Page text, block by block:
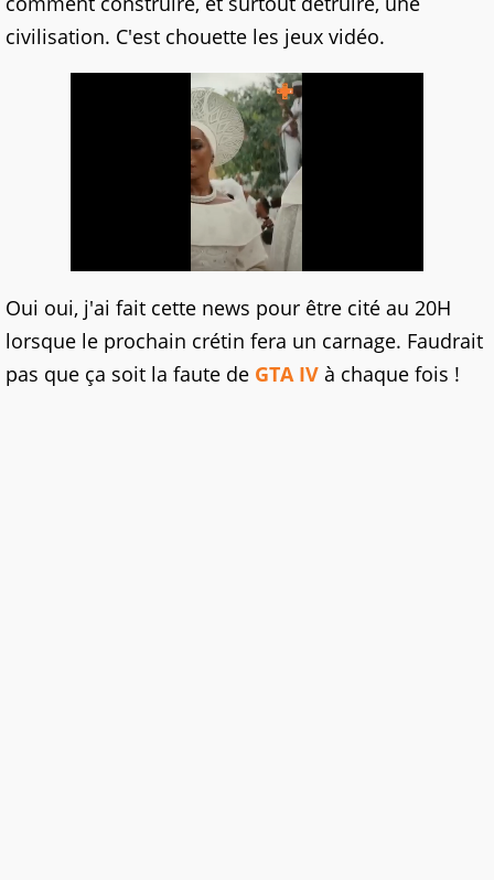
civilisation. C'est chouette les jeux vidéo.
Oui oui, j'ai fait cette news pour être cité au 20H
lorsque le prochain crétin fera un carnage. Faudrait
pas que ça soit la faute de GTA IV à chaque fois !